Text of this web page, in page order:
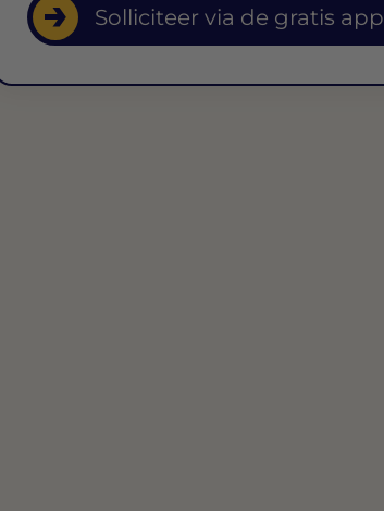
Solliciteer via de gratis app